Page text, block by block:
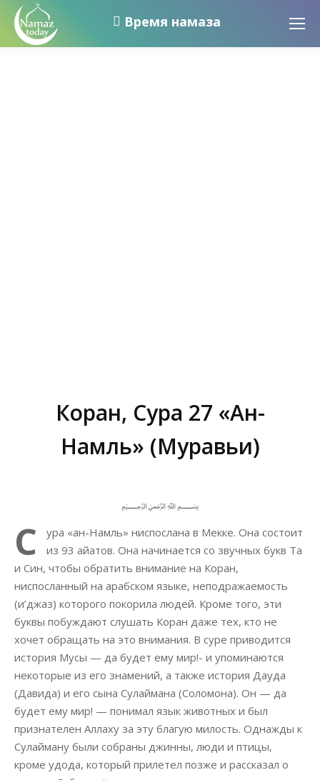
Время намаза
Коран, Сура 27 «Ан-
Намль» (Муравьи)
﷽
С
ура «ан-Намль» ниспослана в Мекке. Она состоит
из 93 айатов. Она начинается со звучных букв Та
и Син, чтобы обратить внимание на Коран,
ниспосланный на арабском языке, неподражаемость
(и’джаз) которого покорила людей. Кроме того, эти
буквы побуждают слушать Коран даже тех, кто не
хочет обращать на это внимания. В суре приводится
история Мусы — да будет ему мир!- и упоминаются
некоторые из его знамений, а также история Дауда
(Давида) и его сына Сулаймана (Соломона). Он — да
будет ему мир! — понимал язык животных и был
признателен Аллаху за эту благую милость. Однажды к
Сулайману были собраны джинны, люди и птицы,
кроме удода, который прилетел позже и рассказал о